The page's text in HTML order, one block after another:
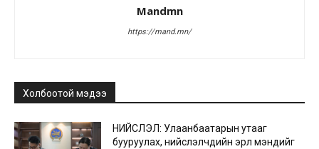
Mandmn
https://mand.mn/
Холбоотой мэдээ
НИЙСЛЭЛ: Улаанбаатарын утааг
бууруулах, нийслэлчүүдийн эрүүл мэндийг